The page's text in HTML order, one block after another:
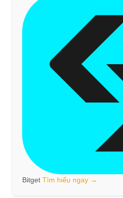
Bitget Tìm hiểu ngay →